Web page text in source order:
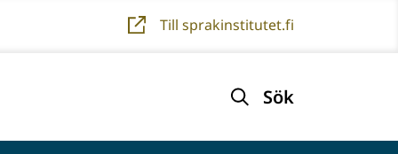
Till sprakinstitutet.fi
Sök